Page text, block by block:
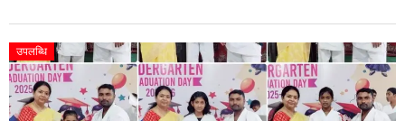
उपलब्धि